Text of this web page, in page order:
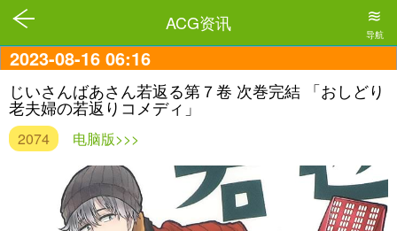
ACG资讯 ≋
导航
2023-08-16 06:16
じいさんばあさん若返る第７卷 次巻完結 「おしどり
老夫婦の若返りコメディ」
2074 电脑版>>>